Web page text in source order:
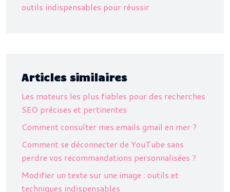
outils indispensables pour réussir
Articles similaires
Les moteurs les plus fiables pour des recherches
SEO précises et pertinentes
Comment consulter mes emails gmail en mer ?
Comment se déconnecter de YouTube sans
perdre vos recommandations personnalisées ?
Modifier un texte sur une image : outils et
techniques indispensables